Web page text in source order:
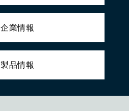
企業情報
製品情報